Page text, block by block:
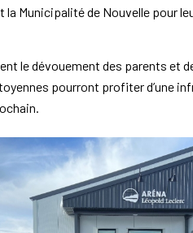
Municipalité de Nouvelle pour
le dévouement des parents et
pourront profiter d’une